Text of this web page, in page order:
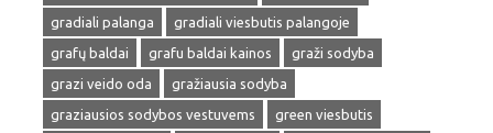
gradiali palanga
gradiali viesbutis palangoje
grafų baldai
grafu baldai kainos
graži sodyba
grazi veido oda
gražiausia sodyba
graziausios sodybos vestuvems
green viesbutis